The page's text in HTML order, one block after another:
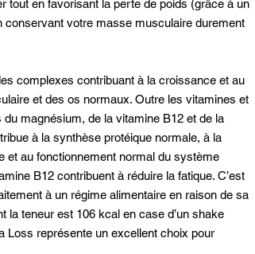
tout en favorisant la perte de poids (grâce à un
conservant votre masse musculaire durement
complexes contribuant à la croissance et au
et des os normaux. Outre les vitamines et
magnésium, de la vitamine B12 et de la
à la synthèse protéique normale, à la
et au fonctionnement normal du système
B12 contribuent à réduire la fatique. C’est
à un régime alimentaire en raison de sa
la teneur est 106 kcal en case d’un shake
Loss représente un excellent choix pour